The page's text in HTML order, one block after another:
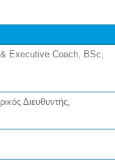
Executive Coach, BSc,
Διευθυντής,